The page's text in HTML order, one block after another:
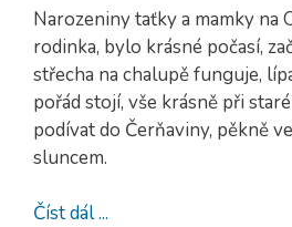
Narozeniny taťky a mamky na
rodinka, bylo krásné počasí,
střecha na chalupě funguje,
pořád stojí, vše krásně při
podívat do Čerňaviny, pěkně
sluncem.
Číst dál ...